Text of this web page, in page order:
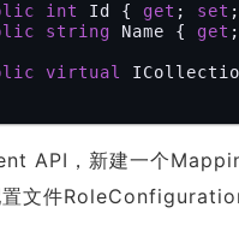
int Id { get ; set
string Name { get
virtual
API，新建一个
置文件